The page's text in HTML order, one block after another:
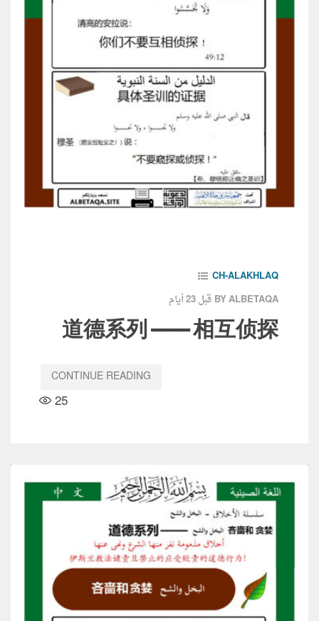
CH-ALAKHLAQ
قبل 23 أيام BY ALBETAQA
道德系列 —— 相互侦探
CONTINUE READING
25